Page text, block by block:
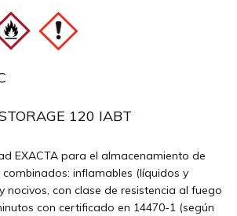
120 IABT
EXACTA para el almacenamiento de
inflamables (líquidos y
nocivos, con clase de resistencia al fuego
con certificado en 14470-1 (según